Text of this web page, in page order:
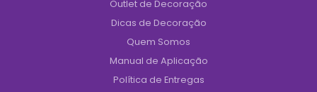
Outlet de Decoração
Dicas de Decoração
Quem Somos
Manual de Aplicação
Política de Entregas